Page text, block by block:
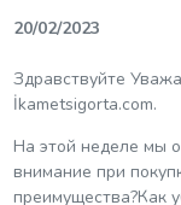
20/02/2023
Здравствуйте
İkametsigorta.com.
На этой неделе мы
внимание при
преимущества?Как